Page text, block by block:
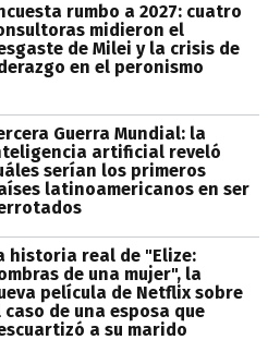
rumbo a 2027: cuatro
midieron el
de Milei y la crisis de
en el peronismo
Guerra Mundial: la
artificial reveló
serían los primeros
latinoamericanos en ser
historia real de "Elize:
de una mujer", la
película de Netflix sobre
caso de una esposa que
a su marido